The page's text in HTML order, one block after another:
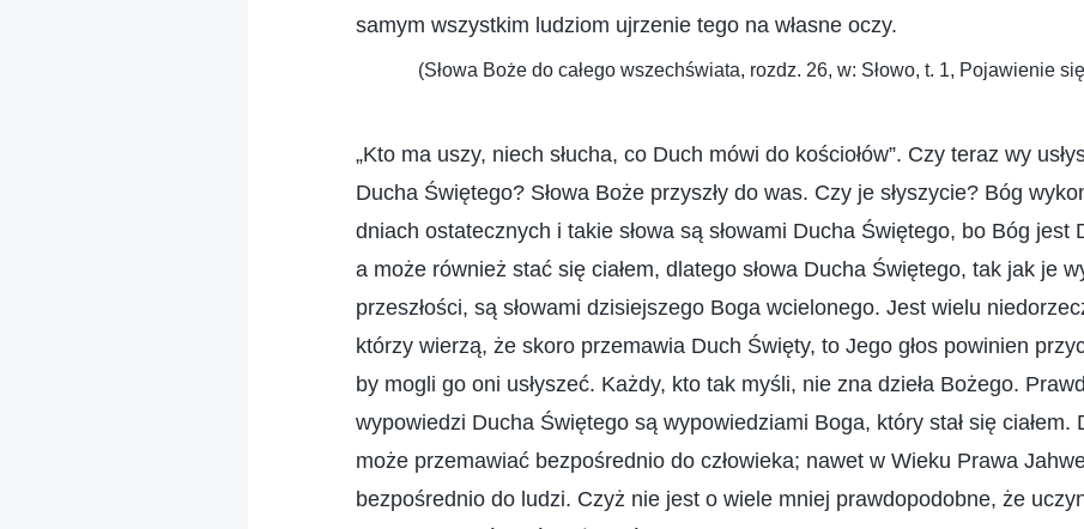
samym wszystkim ludziom ujrzenie tego na własne oczy.
(Słowa Boże do całego wszechświata, rozdz. 26, w: Słowo, t. 1, Pojawienie
„Kto ma uszy, niech słucha, co Duch mówi do kościołów”. Czy teraz wy
Ducha Świętego? Słowa Boże przyszły do was. Czy je słyszycie? Bóg
dniach ostatecznych i takie słowa są słowami Ducha Świętego, bo Bóg jest
a może również stać się ciałem, dlatego słowa Ducha Świętego, tak jak je
przeszłości, są słowami dzisiejszego Boga wcielonego. Jest wielu
którzy wierzą, że skoro przemawia Duch Święty, to Jego głos powinien
by mogli go oni usłyszeć. Każdy, kto tak myśli, nie zna dzieła Bożego.
wypowiedzi Ducha Świętego są wypowiedziami Boga, który stał się ciałem.
może przemawiać bezpośrednio do człowieka; nawet w Wieku Prawa
bezpośrednio do ludzi. Czyż nie jest o wiele mniej prawdopodobne, że